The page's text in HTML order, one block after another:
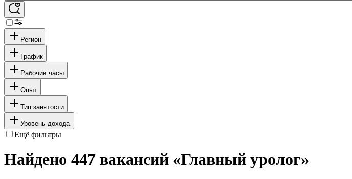
Регион
График
Рабочие часы
Опыт
Тип занятости
Уровень дохода
Ещё фильтры
Найдено 447 вакансий «Главный уролог»